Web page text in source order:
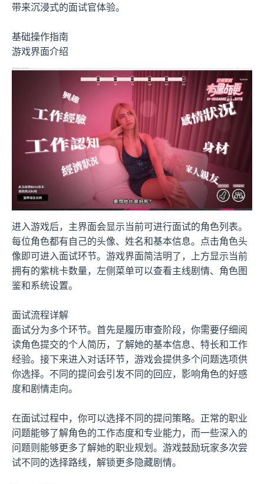
带来沉浸式的面试官体验。
基础操作指南
游戏界面介绍
进入游戏后，主界面会显示当前可进行面试的角色列表。
每位角色都有自己的头像、姓名和基本信息。点击角色头
像即可进入面试环节。游戏界面简洁明了，上方显示当前
拥有的紫桃卡数量，左侧菜单可以查看主线剧情、角色图
鉴和系统设置。
面试流程详解
面试分为多个环节。首先是履历审查阶段，你需要仔细阅
读角色提交的个人简历，了解她的基本信息、特长和工作
经验。接下来进入对话环节，游戏会提供多个问题选项供
你选择。不同的提问会引发不同的回应，影响角色的好感
度和剧情走向。
在面试过程中，你可以选择不同的提问策略。正常的职业
问题能够了解角色的工作态度和专业能力，而一些深入的
问题则能够更多了解她的职业规划。游戏鼓励玩家多次尝
试不同的选择路线，解锁更多隐藏剧情。